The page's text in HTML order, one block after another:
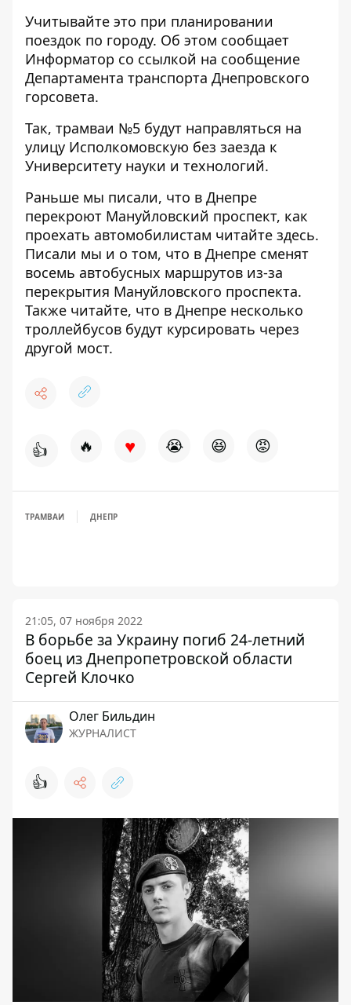
Учитывайте это при планировании
поездок по городу. Об этом сообщает
Информатор со ссылкой на сообщение
Департамента транспорта Днепровского
горсовета.
Так, трамваи №5 будут направляться на
улицу Исполкомовскую без заезда к
Университету науки и технологий.
Раньше мы писали, что в Днепре
перекроют Мануйловский проспект, как
проехать автомобилистам читайте здесь.
Писали мы и о том, что в Днепре сменят
восемь автобусных маршрутов из-за
перекрытия Мануйловского проспекта.
Также читайте, что в Днепре несколько
троллейбусов будут курсировать через
другой мост.
👍 🔥 ♥ 😭 😆 😡
ТРАМВАИ ДНЕПР
21:05, 07 ноября 2022
В борьбе за Украину погиб 24-летний
боец из Днепропетровской области
Сергей Клочко
Олег Бильдин
ЖУРНАЛИСТ
👍